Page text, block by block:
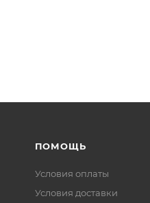
ПОМОЩЬ
Условия оплаты
Условия доставки